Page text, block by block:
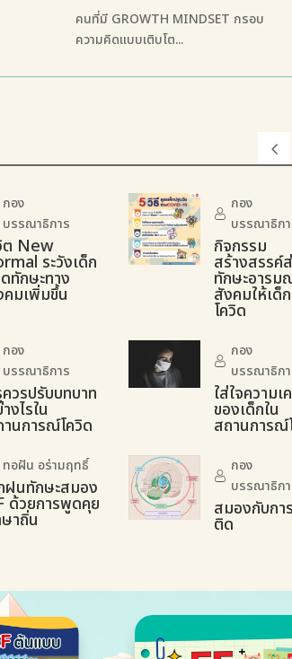
คนที่มี GROWTH MINDSET กรอบ
ความคิดแบบเติบโต...
กอง
บรรณาธิการ
ต New
ระวังเด็ก
ทักษะทาง
มเพิ่มขึ้น
กอง
บรรณาธิก
กิจกรรม
สร้างสรรค์
ทักษะอารม
สังคมให้เด็
โควิด
กอง
บรรณาธิการ
วรปรับบทบาท
งไรใน
นการณ์โควิด
กอง
บรรณาธิก
ใส่ใจความเ
ของเด็กใน
สถานการณ์
ทอฝัน อร่ามฤทธิ์
ฝนทักษะสมอง
ด้วยการพูดคุย
าถิ่น
กอง
บรรณาธิก
สมองกับกา
ติด